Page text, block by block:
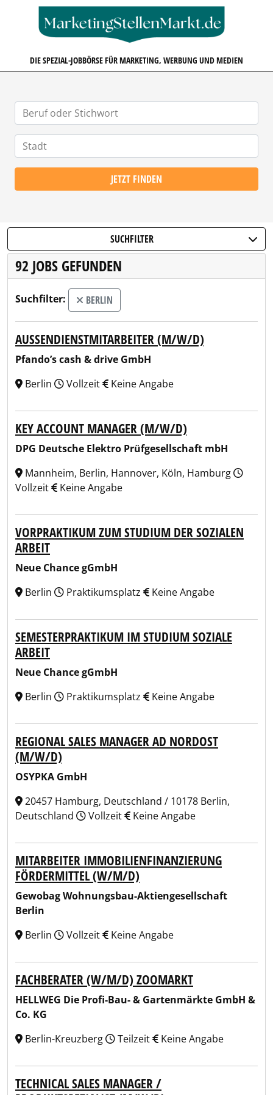
DIE SPEZIAL-JOBBÖRSE FÜR MARKETING, WERBUNG UND MEDIEN
JETZT FINDEN
SUCHFILTER
92 JOBS GEFUNDEN
Suchfilter: BERLIN
AUSSENDIENSTMITARBEITER (M/W/D)
Pfando’s cash & drive GmbH
Berlin
Vollzeit Keine Angabe
KEY ACCOUNT MANAGER (M/W/D)
DPG Deutsche Elektro Prüfgesellschaft mbH
Mannheim, Berlin, Hannover, Köln, Hamburg
Vollzeit
Keine Angabe
VORPRAKTIKUM ZUM STUDIUM DER SOZIALEN
ARBEIT
Neue Chance gGmbH
Berlin
Praktikumsplatz Keine Angabe
SEMESTERPRAKTIKUM IM STUDIUM SOZIALE
ARBEIT
Neue Chance gGmbH
Berlin
Praktikumsplatz Keine Angabe
REGIONAL SALES MANAGER AD NORDOST
(M/W/D)
OSYPKA GmbH
20457 Hamburg, Deutschland / 10178 Berlin,
Deutschland
Vollzeit Keine Angabe
MITARBEITER IMMOBILIENFINANZIERUNG
FÖRDERMITTEL (W/M/D)
Gewobag Wohnungsbau-Aktiengesellschaft
Berlin
Berlin
Vollzeit Keine Angabe
FACHBERATER (W/M/D) ZOOMARKT
HELLWEG Die Profi-Bau- & Gartenmärkte GmbH &
Co. KG
Berlin-Kreuzberg
Teilzeit Keine Angabe
TECHNICAL SALES MANAGER /